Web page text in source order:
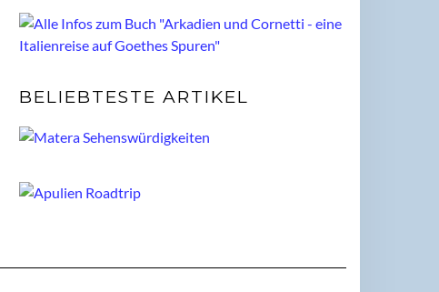
BELIEBTESTE ARTIKEL